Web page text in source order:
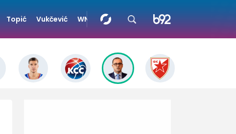
Topić Vukčević WNBA